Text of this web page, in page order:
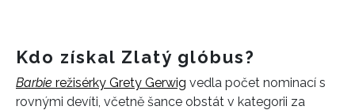
Kdo získal Zlatý glóbus?
Barbie režisérky Grety Gerwig vedla počet nominací s
rovnými devíti, včetně šance obstát v kategorii za